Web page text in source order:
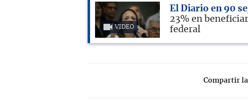
VIDEO
El Diario en 90
23% en
federal
Compartir